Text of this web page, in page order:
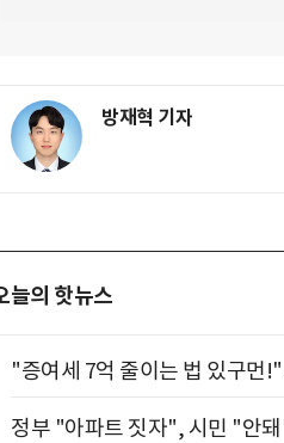
방재혁 기자
늘의 핫뉴스
"증여세 7억 줄이는 법 있구먼
정부 "아파트 짓자", 시민 "안